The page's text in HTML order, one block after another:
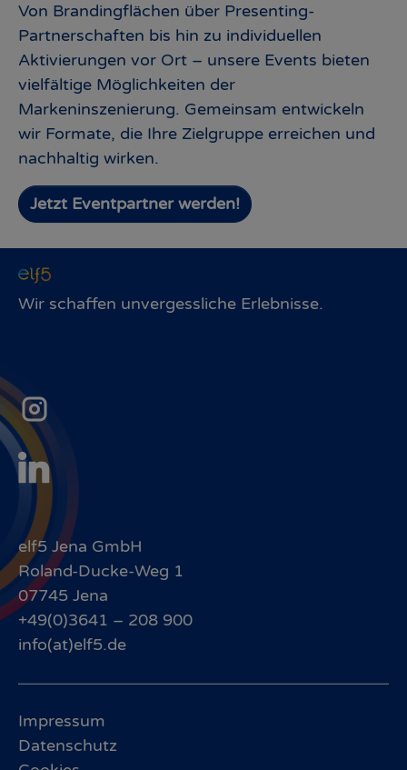
Von Brandingflächen über Presenting-
Partnerschaften bis hin zu individuellen
Aktivierungen vor Ort – unsere Events bieten
vielfältige Möglichkeiten der
Markeninszenierung. Gemeinsam entwickeln
wir Formate, die Ihre Zielgruppe erreichen und
nachhaltig wirken.
Jetzt Eventpartner werden!
Wir schaffen unvergessliche Erlebnisse.
elf5 Jena GmbH
Roland-Ducke-Weg 1
07745 Jena
+49(0)3641 – 208 900
info(at)elf5.de
Impressum
Datenschutz